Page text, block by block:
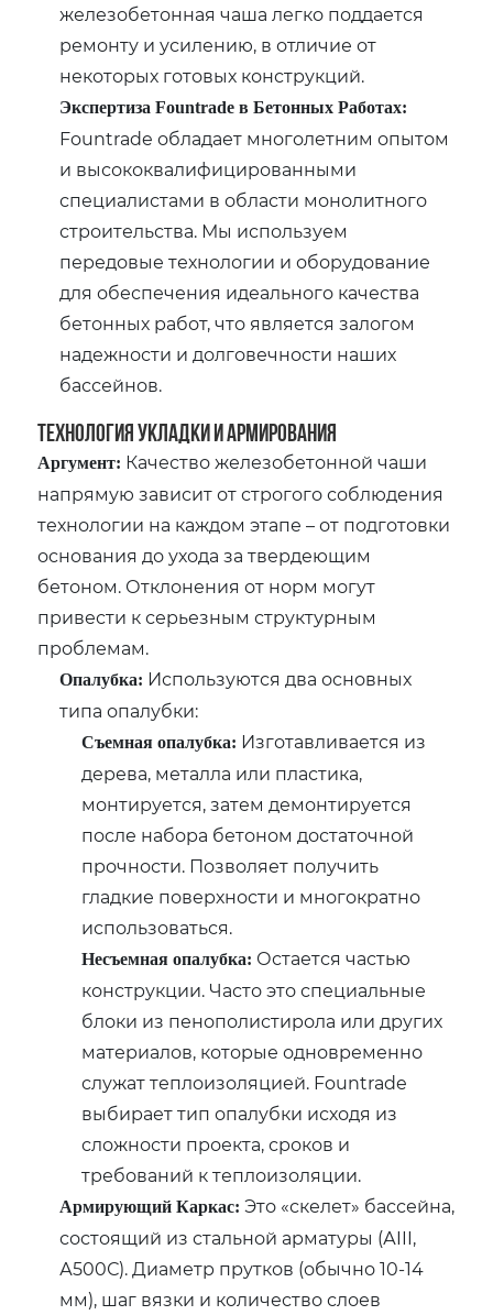
железобетонная чаша легко поддается
ремонту и усилению‚ в отличие от
некоторых готовых конструкций.
Экспертиза Fountrade в Бетонных Работах:
Fountrade обладает многолетним опытом
и высококвалифицированными
специалистами в области монолитного
строительства. Мы используем
передовые технологии и оборудование
для обеспечения идеального качества
бетонных работ‚ что является залогом
надежности и долговечности наших
бассейнов.
Технология Укладки и Армирования
Аргумент: Качество железобетонной чаши
напрямую зависит от строгого соблюдения
технологии на каждом этапе – от подготовки
основания до ухода за твердеющим
бетоном. Отклонения от норм могут
привести к серьезным структурным
проблемам.
Опалубка: Используются два основных
типа опалубки:
Съемная опалубка: Изготавливается из
дерева‚ металла или пластика‚
монтируется‚ затем демонтируется
после набора бетоном достаточной
прочности. Позволяет получить
гладкие поверхности и многократно
использоваться.
Несъемная опалубка: Остается частью
конструкции. Часто это специальные
блоки из пенополистирола или других
материалов‚ которые одновременно
служат теплоизоляцией. Fountrade
выбирает тип опалубки исходя из
сложности проекта‚ сроков и
требований к теплоизоляции.
Армирующий Каркас: Это «скелет» бассейна‚
состоящий из стальной арматуры (АIII‚
А500С). Диаметр прутков (обычно 10-14
мм)‚ шаг вязки и количество слоев